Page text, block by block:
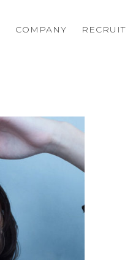
COMPANY RECRUIT